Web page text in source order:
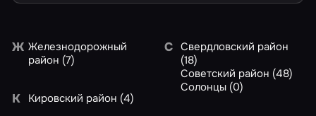
Ж Железнодорожный
район (7)
К Кировский район (4)
С Свердловский район
(18)
Советский район (48)
Солонцы (0)